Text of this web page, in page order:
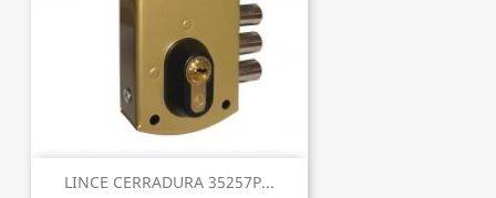
LINCE CERRADURA 35257P...